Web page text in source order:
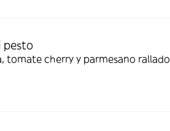
pesto
tomate cherry y parmesano rallado